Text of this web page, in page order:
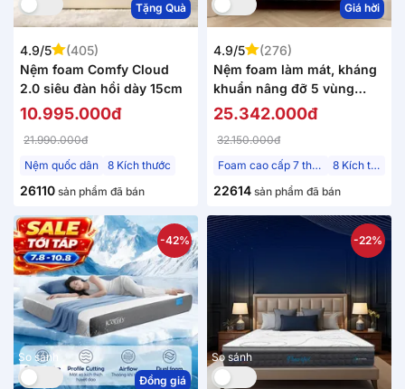
Tặng Quà
4.9/5
(405)
Nệm foam Comfy Cloud
2.0 siêu đàn hồi dày 15cm
10.995.000đ
21.990.000đ
Nệm quốc dân
8 Kích thước
26110 sản phẩm đã bán
Giá hời
4.9/5
(276)
Nệm foam làm mát, kháng
khuẩn nâng đỡ 5 vùng
Comfy Lux 1.0
25.342.000đ
32.150.000đ
Foam cao cấp 7 thành phần
8 Kích thước
22614 sản phẩm đã bán
So sánh
-42%
Đồng giá
So sánh
-22%